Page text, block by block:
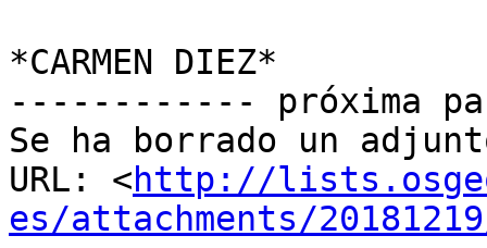
*CARMEN DIEZ*
------------ próxima
Se ha borrado un
URL: <http://
es/attachments/